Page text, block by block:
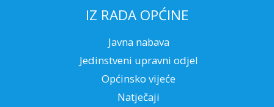
IZ RADA OPĆINE
Javna nabava
Jedinstveni upravni odjel
Općinsko vijeće
Natječaji